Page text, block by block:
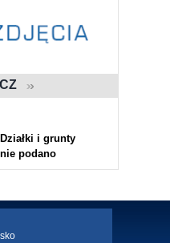
Działki i grunty
nie podano